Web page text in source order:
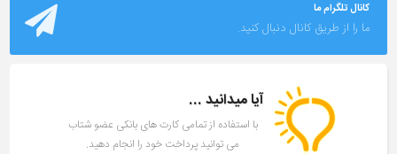
کانال تلگرام ما
ما را از طریق کانال دنبال کنید.
آیا میدانید ...
با استفاده از تمامی کارت های بانکی عضو شتاب
می توانید پرداخت خود را انجام دهید.